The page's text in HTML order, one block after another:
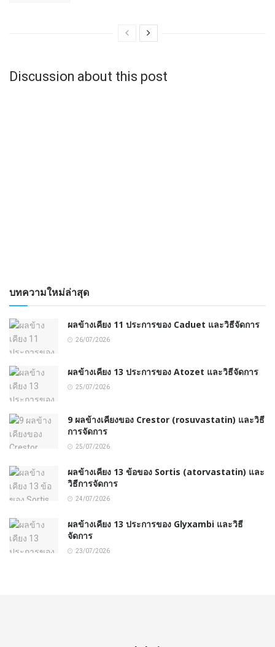
Discussion about this post
บทความใหม่ล่าสุด
ผลข้างเคียง 11 ประการของ Caduet และวิธีจัดการ
26/07/2026
ผลข้างเคียง 13 ประการของ Atozet และวิธีจัดการ
25/07/2026
9 ผลข้างเคียงของ Crestor (rosuvastatin) และวิธี
การจัดการ
25/07/2026
ผลข้างเคียง 13 ข้อของ Sortis (atorvastatin) และ
วิธีการจัดการ
24/07/2026
ผลข้างเคียง 13 ประการของ Glyxambi และวิธี
จัดการ
23/07/2026